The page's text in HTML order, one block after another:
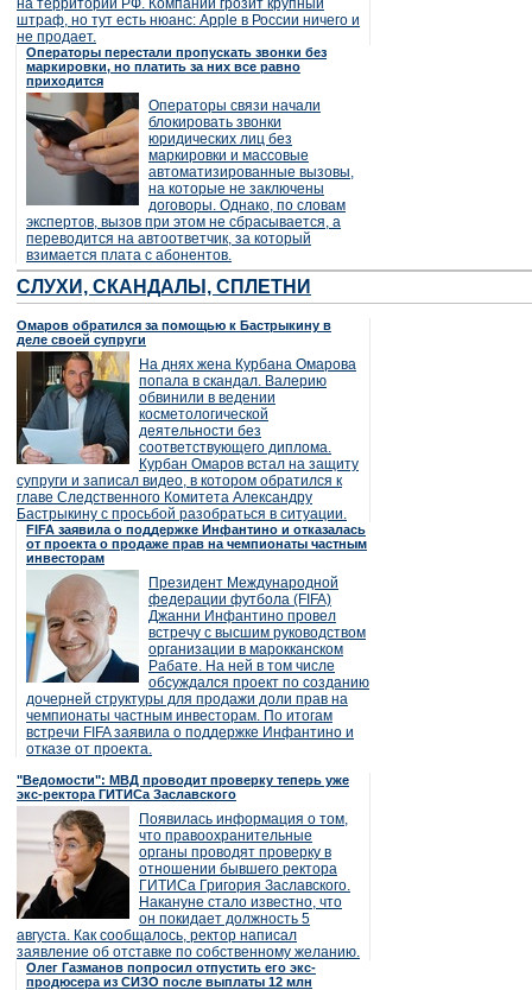
на территории РФ. Компании грозит крупный
штраф, но тут есть нюанс: Apple в России ничего и
не продает.
Операторы перестали пропускать звонки без
маркировки, но платить за них все равно
приходится
Операторы связи начали
блокировать звонки
юридических лиц без
маркировки и массовые
автоматизированные вызовы,
на которые не заключены
договоры. Однако, по словам
экспертов, вызов при этом не сбрасывается, а
переводится на автоответчик, за который
взимается плата с абонентов.
СЛУХИ, СКАНДАЛЫ, СПЛЕТНИ
Омаров обратился за помощью к Бастрыкину в
деле своей супруги
На днях жена Курбана Омарова
попала в скандал. Валерию
обвинили в ведении
косметологической
деятельности без
соответствующего диплома.
Курбан Омаров встал на защиту
супруги и записал видео, в котором обратился к
главе Следственного Комитета Александру
Бастрыкину с просьбой разобраться в ситуации.
FIFA заявила о поддержке Инфантино и отказалась
от проекта о продаже прав на чемпионаты частным
инвесторам
Президент Международной
федерации футбола (FIFA)
Джанни Инфантино провел
встречу с высшим руководством
организации в марокканском
Рабате. На ней в том числе
обсуждался проект по созданию
дочерней структуры для продажи доли прав на
чемпионаты частным инвесторам. По итогам
встречи FIFA заявила о поддержке Инфантино и
отказе от проекта.
"Ведомости": МВД проводит проверку теперь уже
экс-ректора ГИТИСа Заславского
Появилась информация о том,
что правоохранительные
органы проводят проверку в
отношении бывшего ректора
ГИТИСа Григория Заславского.
Накануне стало известно, что
он покидает должность 5
августа. Как сообщалось, ректор написал
заявление об отставке по собственному желанию.
Олег Газманов попросил отпустить его экс-
продюсера из СИЗО после выплаты 12 млн